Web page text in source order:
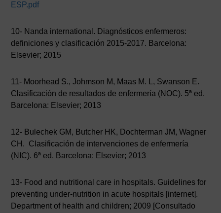
ESP.pdf
10- Nanda international. Diagnósticos enfermeros:
definiciones y clasificación 2015-2017. Barcelona:
Elsevier; 2015
11- Moorhead S., Johmson M, Maas M. L, Swanson E.
Clasificación de resultados de enfermería (NOC). 5ª ed.
Barcelona: Elsevier; 2013
12- Bulechek GM, Butcher HK, Dochterman JM, Wagner
CH. Clasificación de intervenciones de enfermería
(NIC). 6ª ed. Barcelona: Elsevier; 2013
13- Food and nutritional care in hospitals. Guidelines for
preventing under-nutrition in acute hospitals [internet].
Department of health and children; 2009 [Consultado